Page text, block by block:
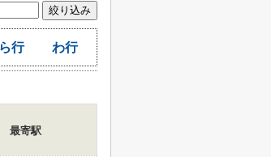
ら行 わ行
最寄駅